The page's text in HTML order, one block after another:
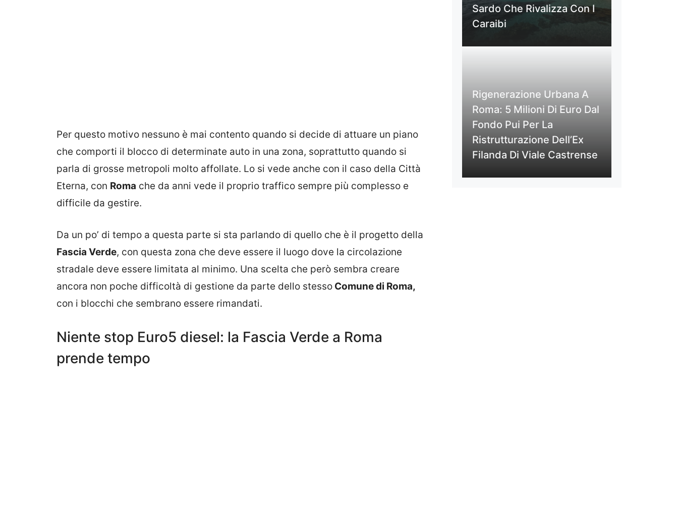
Per questo motivo nessuno è mai contento quando si decide di attuare un piano
che comporti il blocco di determinate auto in una zona, soprattutto quando si
parla di grosse metropoli molto affollate. Lo si vede anche con il caso della Città
Eterna, con Roma che da anni vede il proprio traffico sempre più complesso e
difficile da gestire.
Da un po’ di tempo a questa parte si sta parlando di quello che è il progetto della
Fascia Verde, con questa zona che deve essere il luogo dove la circolazione
stradale deve essere limitata al minimo. Una scelta che però sembra creare
ancora non poche difficoltà di gestione da parte dello stesso Comune di Roma,
con i blocchi che sembrano essere rimandati.
Niente stop Euro5 diesel: la Fascia Verde a Roma
prende tempo
Sardo Che Rivalizza Con I
Caraibi
Rigenerazione Urbana A
Roma: 5 Milioni Di Euro Dal
Fondo Pui Per La
Ristrutturazione Dell’Ex
Filanda Di Viale Castrense